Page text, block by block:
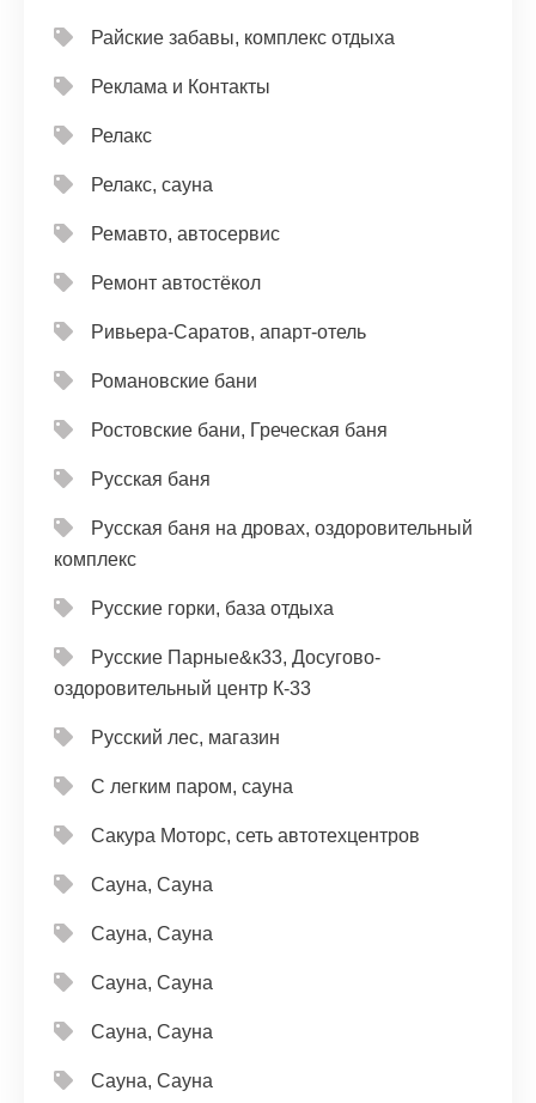
Райские забавы, комплекс отдыха
Реклама и Контакты
Релакс
Релакс, сауна
Ремавто, автосервис
Ремонт автостёкол
Ривьера-Саратов, апарт-отель
Романовские бани
Ростовские бани, Греческая баня
Русская баня
Русская баня на дровах, оздоровительный
комплекс
Русские горки, база отдыха
Русские Парные&к33, Досугово-
оздоровительный центр К-33
Русский лес, магазин
С легким паром, сауна
Сакура Моторс, сеть автотехцентров
Сауна, Сауна
Сауна, Сауна
Сауна, Сауна
Сауна, Сауна
Сауна, Сауна